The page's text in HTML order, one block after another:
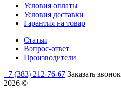
Условия оплаты
Условия доставки
Гарантия на товар
Статьи
Вопрос-ответ
Производители
+7 (383) 212-76-67 Заказать звонок
2026 ©